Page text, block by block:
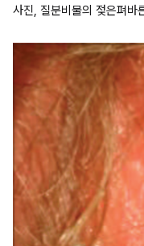
사진, 질분비물의 젖은펴바